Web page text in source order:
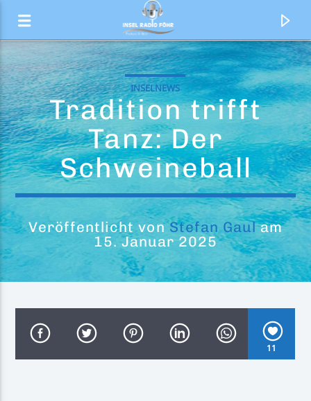
Aktueller Titel
Stay (If You Wanna Dance)
INSELNEWS
Tradition trifft
Tanz: Der
Schweineball
Veröffentlicht vonStefan Gaulam
15. Januar 2025
11